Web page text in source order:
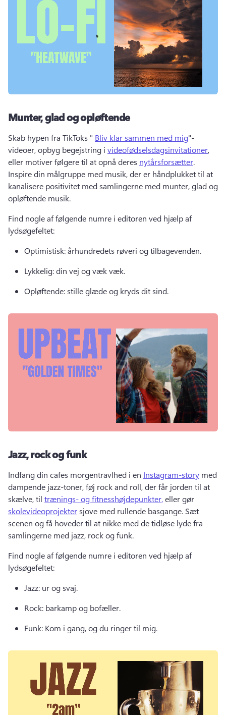
Munter, glad og opløftende
Skab hypen fra TikToks " Bliv klar sammen med mig"-
videoer, opbyg begejstring i videofødselsdagsinvitationer,
eller motiver følgere til at opnå deres nytårsforsætter
Inspire din målgruppe med musik, der er håndplukket til at
kanalisere positivitet med samlingerne med munter, glad og
opløftende musik.
Find nogle af følgende numre i editoren ved hjælp af
lydsøgefeltet:
Optimistisk: århundredets røveri og tilbagevenden.
Lykkelig: din vej og væk væk.
Opløftende: stille glæde og kryds dit sind.
Jazz, rock og funk
Indfang din cafes morgentravlhed i en Instagram-story med
dampende jazz-toner, føj rock and roll, der får jorden til at
skælve, til trænings- og fitnesshøjdepunkter, eller gør
skolevideoprojekter sjove med rullende basgange. Sæt
scenen og få hoveder til at nikke med de tidløse lyde fra
samlingerne med jazz, rock og funk.
Find nogle af følgende numre i editoren ved hjælp af
lydsøgefeltet:
Jazz: ur og svaj.
Rock: barkamp og bofæller.
Funk: Kom i gang, og du ringer til mig.